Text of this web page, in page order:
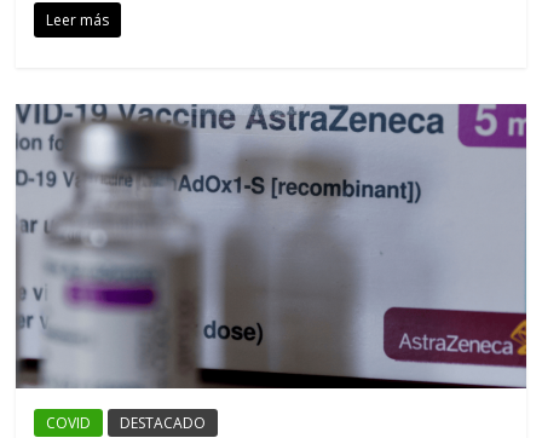
Leer más
COVID DESTACADO